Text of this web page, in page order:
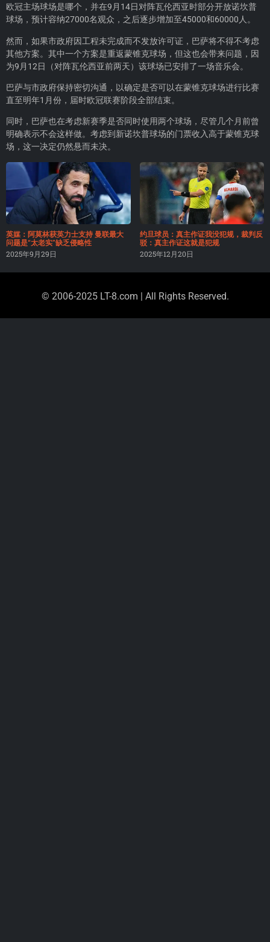
欧冠主场球场是哪个，并在9月14日对阵瓦伦西亚时部分开放诺坎普
球场，预计容纳27000名观众，之后逐步增加至45000和60000人。
然而，如果市政府因工程未完成而不发放许可证，巴萨将不得不考虑
其他方案。其中一个方案是重返蒙锥克球场，但这也会带来问题，因
为9月12日（对阵瓦伦西亚前两天）该球场已安排了一场音乐会。
巴萨与市政府保持密切沟通，以确定是否可以在蒙锥克球场进行比赛
直至明年1月份，届时欧冠联赛阶段全部结束。
同时，巴萨也在考虑新赛季是否同时使用两个球场，尽管几个月前曾
明确表示不会这样做。考虑到新诺坎普球场的门票收入高于蒙锥克球
场，这一决定仍然悬而未决。
英媒：阿莫林获英力士支持 曼联最大
问题是“太老实”缺乏侵略性
2025年9月29日
约旦球员：真主作证我没犯规，裁判反
驳：真主作证这就是犯规
2025年12月20日
© 2006-2025 LT-8.com | All Rights Reserved.